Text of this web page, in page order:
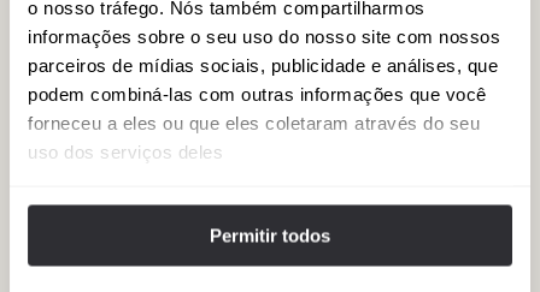
o nosso tráfego. Nós também compartilharmos
informações sobre o seu uso do nosso site com nossos
parceiros de mídias sociais, publicidade e análises, que
podem combiná-las com outras informações que você
forneceu a eles ou que eles coletaram através do seu
uso dos serviços deles
Permitir todos
É importante ressaltar que a maioria dos serviços em destinos de
risco médio é concluída sem incidentes. A condução evasiva não é
uma necessidade diária, mas uma competência que é ativada
apenas quando a situação o exige. A diferença entre um motorista
com experiência em condução evasiva e outro que não tem essa
experiência não é percebida quando tudo transcorre normalmente.
Ela se torna evidente quando as circunstâncias mudam. E é
Coordenação com a equipe de
segurança e a escolta do passageiro